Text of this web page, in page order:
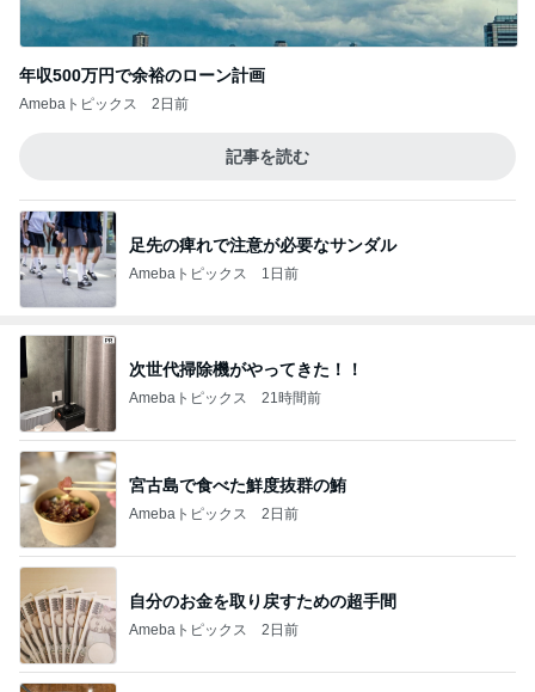
年収500万円で余裕のローン計画
Amebaトピックス 2日前
記事を読む
足先の痺れで注意が必要なサンダル
Amebaトピックス 1日前
次世代掃除機がやってきた！！
Amebaトピックス 21時間前
宮古島で食べた鮮度抜群の鮪
Amebaトピックス 2日前
自分のお金を取り戻すための超手間
Amebaトピックス 2日前